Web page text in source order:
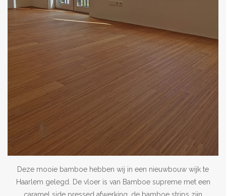
Deze mooie bamboe hebben wij in een nieuwbouw wijk te
Haarlem gelegd. De vloer is van Bamboe supreme met een